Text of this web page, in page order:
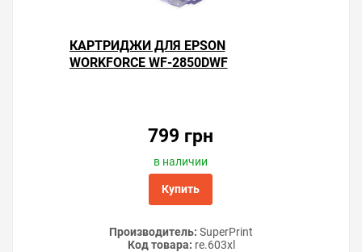
Решили купить СНПЧ Epson WorkForce WF-2850DWF —
поможем сделать печать на принтере экономичной.
КАРТРИДЖИ ДЛЯ EPSON
WORKFORCE WF-2850DWF
799 грн
в наличии
Купить
Производитель: SuperPrint
Код товара: re.603xl